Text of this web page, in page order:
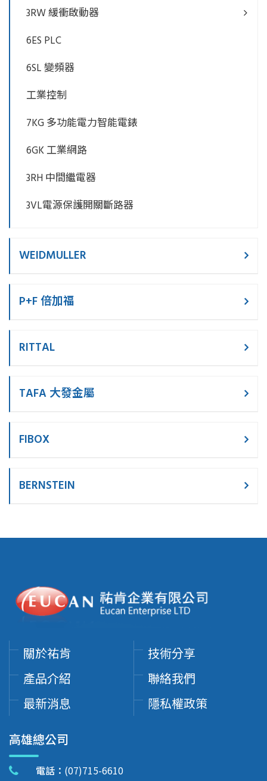
3RW 緩衝啟動器
6ES PLC
6SL 變頻器
工業控制
7KG 多功能電力智能電錶
6GK 工業網路
3RH 中間繼電器
3VL電源保護開關斷路器
WEIDMULLER
P+F 倍加福
RITTAL
TAFA 大發金屬
FIBOX
BERNSTEIN
關於祐肯
產品介紹
最新消息
技術分享
聯絡我們
隱私權政策
高雄總公司
電話： (07)715-6610